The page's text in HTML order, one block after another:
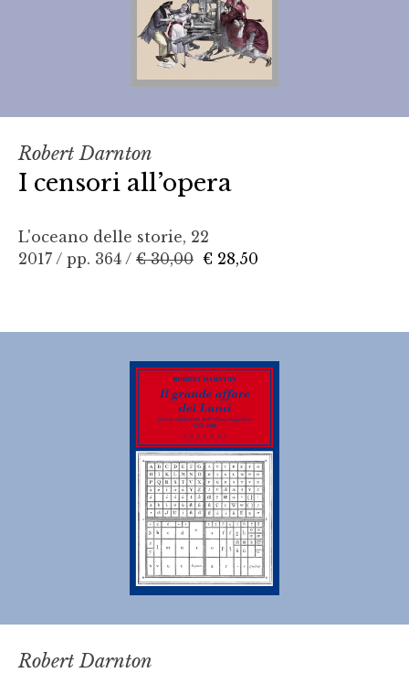
Robert Darnton
I censori all’opera
L'oceano delle storie, 22
2017 / pp. 364 / € 30,00 € 28,50
Robert Darnton